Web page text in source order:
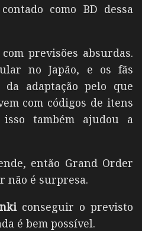
como BD dessa
previsões absurdas.
no Japão, e os fãs
adaptação pelo que
com códigos de itens
também ajudou a
então Grand Order
não é surpresa.
conseguir o previsto
é bem possível.